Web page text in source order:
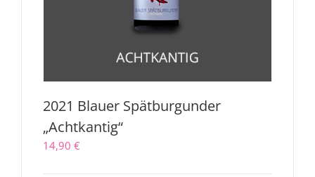
2021 Blauer Spätburgunder
„Achtkantig“
14,90 €